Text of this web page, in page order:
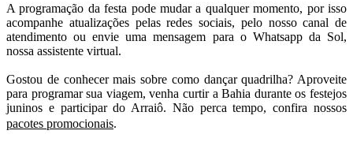
A programação da festa pode mudar a qualquer momento, por isso
acompanhe atualizações pelas redes sociais, pelo nosso canal de
atendimento ou envie uma mensagem para o Whatsapp da Sol,
nossa assistente virtual.
Gostou de conhecer mais sobre como dançar quadrilha? Aproveite
para programar sua viagem, venha curtir a Bahia durante os festejos
juninos e participar do Arraiô. Não perca tempo, confira nossos
pacotes promocionais.